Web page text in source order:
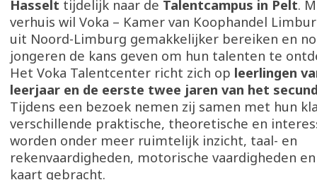
Hasselt tijdelijk naar de Talentcampus in Pelt.
verhuis wil Voka – Kamer van Koophandel
uit Noord-Limburg gemakkelijker bereiken en
jongeren de kans geven om hun talenten te
Het Voka Talentcenter richt zich op leerlingen
leerjaar en de eerste twee jaren van het
Tijdens een bezoek nemen zij samen met hun
verschillende praktische, theoretische en
worden onder meer ruimtelijk inzicht, taal- en
rekenvaardigheden, motorische vaardigheden
kaart gebracht.